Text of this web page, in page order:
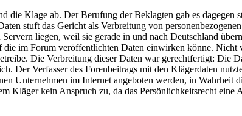
Klage ab. Der Berufung der Beklagten gab es dagegen
stuft das Gericht als Verbreitung von
liegen, weil sie gerade in und nach Deutschland
die im Forum veröffentlichten Daten einwirken könne.
Die Verbreitung dieser Daten war gerechtfertigt: Die
Der Verfasser des Forenbeitrags mit den Klägerdaten
Unternehmen im Internet angeboten werden, in Wahrheit
Kläger kein Anspruch zu, da das Persönlichkeitsrecht eine